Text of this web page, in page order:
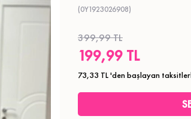
(0Y1923026908)
399,99 TL
199,99 TL
73,33 TL'den başlayan